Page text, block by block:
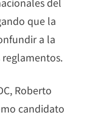
que la
a la
Roberto
candidato